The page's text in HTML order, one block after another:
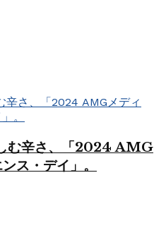
む辛さ、「2024 AMG
ス・デイ」。